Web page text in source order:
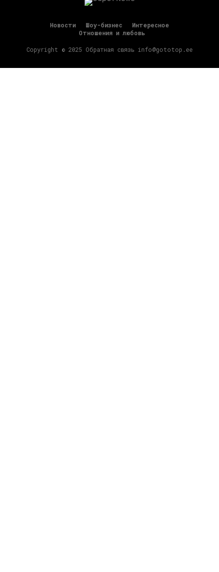
Новости Шоу-бизнес
Интересное
Отношения и любовь
Copyright © 2025 Обратная связь info@gototop.ee